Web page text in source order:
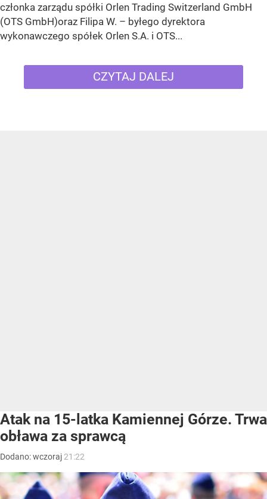
członka zarządu spółki Orlen Trading Switzerland GmbH
(OTS GmbH)oraz Filipa W. – byłego dyrektora
wykonawczego spółek Orlen S.A. i OTS...
CZYTAJ DALEJ
Atak na 15-latka Kamiennej Górze. Trwa
obława za sprawcą
Dodano:wczoraj 21:22